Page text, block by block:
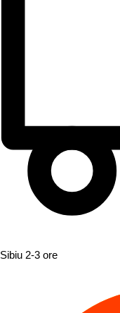
Sibiu 2-3 ore